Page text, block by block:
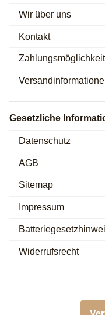
Wir über uns
Kontakt
Gesetzliche
Datenschutz
AGB
Sitemap
Impressum
Widerrufsrecht